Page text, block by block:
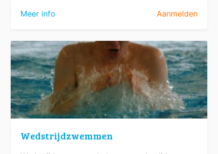
Meer info
Aanmelden
Wedstrijdzwemmen